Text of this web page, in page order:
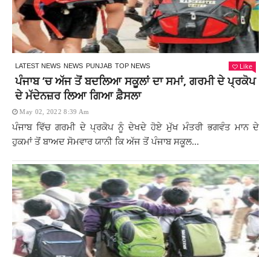
LATEST NEWS NEWS PUNJAB TOP NEWS Like
ਪੰਜਾਬ ‘ਚ ਅੱਜ ਤੋਂ ਬਦਲਿਆ ਸਕੂਲਾਂ ਦਾ ਸਮਾਂ, ਗਰਮੀ ਦੇ ਪ੍ਰਕੋਪ
ਦੇ ਮੱਦੇਨਜ਼ਰ ਲਿਆ ਗਿਆ ਫ਼ੈਸਲਾ
May 02, 2022 8:39 Am
ਪੰਜਾਬ ਵਿੱਚ ਗਰਮੀ ਦੇ ਪ੍ਰਕੋਪ ਨੂੰ ਦੇਖਦੇ ਹੋਏ ਮੁੱਖ ਮੰਤਰੀ ਭਗਵੰਤ ਮਾਨ ਦੇ
ਹੁਕਮਾਂ ਤੋਂ ਬਾਅਦ ਸੋਮਵਾਰ ਯਾਨੀ ਕਿ ਅੱਜ ਤੋਂ ਪੰਜਾਬ ਸਕੂਲ...